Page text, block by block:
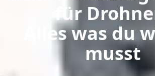
für
Alles was du
musst